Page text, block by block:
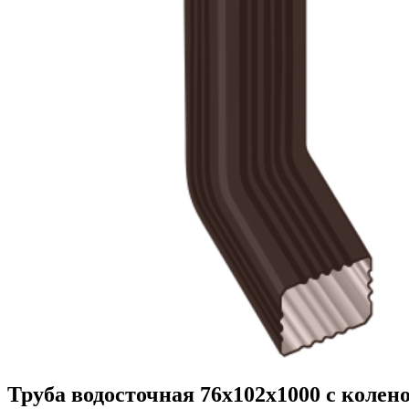
Труба водосточная 76х102х1000 с